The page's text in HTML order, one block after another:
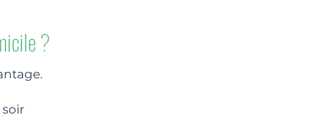
?
soir